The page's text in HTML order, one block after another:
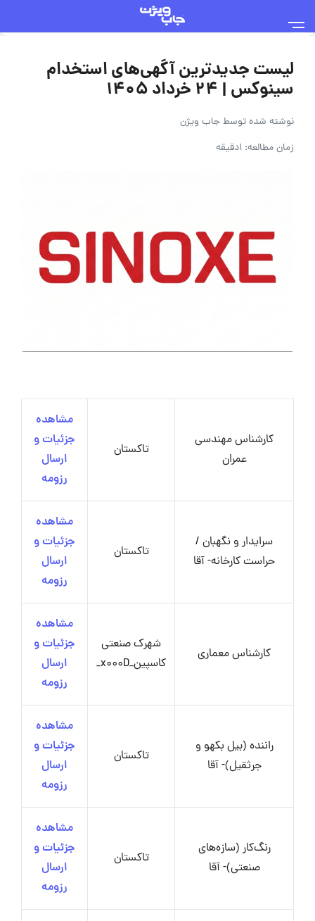
لیست جدیدترین آگهی‌های استخدام
سینوکس | ۲۴ خرداد ۱۴۰۵
نوشته شده توسطجاب ویژن
زمان مطالعه: 1دقیقه
کارشناس مهندسی
عمران
تاکستان
مشاهده
جزئیات و
ارسال
رزومه
سرایدار و نگهبان /
حراست کارخانه- آقا
تاکستان
مشاهده
جزئیات و
ارسال
رزومه
کارشناس معماری
شهرک صنعتی
کاسپین_x000D_
مشاهده
جزئیات و
ارسال
رزومه
راننده (بیل بکهو و
جرثقیل)- آقا
تاکستان
مشاهده
جزئیات و
ارسال
رزومه
رنگ‌کار (سازه‌های
صنعتی)- آقا
تاکستان
مشاهده
جزئیات و
ارسال
رزومه